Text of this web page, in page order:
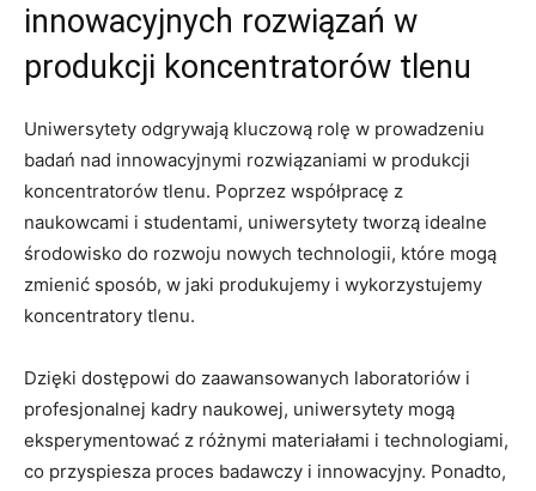
innowacyjnych rozwiązań ⁤w​
produkcji ⁢koncentratorów tlenu
Uniwersytety odgrywają kluczową rolę w prowadzeniu
‍badań nad innowacyjnymi rozwiązaniami w produkcji
‌koncentratorów‍ tlenu. Poprzez współpracę z
naukowcami ​i studentami, uniwersytety ​tworzą ⁢idealne
środowisko do rozwoju nowych technologii, ⁤które mogą
zmienić sposób, w‍ jaki produkujemy i wykorzystujemy
koncentratory tlenu.
Dzięki⁣ dostępowi do zaawansowanych laboratoriów⁣ i
profesjonalnej kadry​ naukowej, uniwersytety‍ mogą
eksperymentować z różnymi materiałami⁢ i​ technologiami,
co przyspiesza proces badawczy i⁢ innowacyjny. Ponadto,